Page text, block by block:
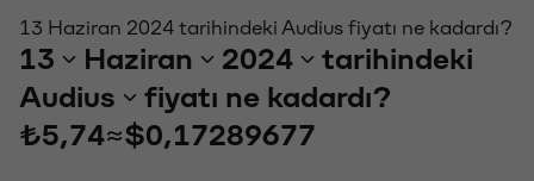
13 Haziran 2024 tarihindeki Audius fiyatı ne kadardı?
13 Haziran 2024
tarihindeki
Audius
fiyatı ne kadardı?
₺5,74≈$0,17289677